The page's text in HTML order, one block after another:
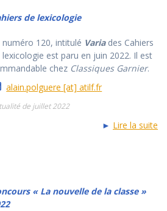
de lexicologie
numéro 120, intitulé Variades Cahiers
lexicologie est paru en juin 2022. Il est
chez Classiques Garnier.
alain.polguere [at] atilf.fr
de juillet 2022
► Lire la suite
« La nouvelle de la classe »